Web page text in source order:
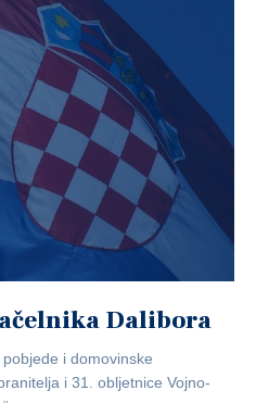
Dalibora
i domovinske
i 31. obljetnice Vojno-